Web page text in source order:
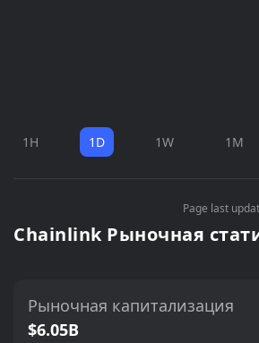
1H 1D 1W 1M
Page last
Chainlink Рыночная
Рыночная капитализация
$6.05B